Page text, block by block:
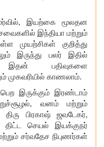
இயற்கை மூலதன
இந்தியா மற்றும்
முயற்சிகள் குறித்து
இருந்து பலர் இதில்
பதிவுகளை
முகவரியில் காணலாம்.
இருக்கும் இரண்டாம்
வனம் மற்றும்
பிரகாஷ் ஜவடேகர்,
திட்ட செயல் இயக்குநர்
சர்வதேச நிபுணர்கள்